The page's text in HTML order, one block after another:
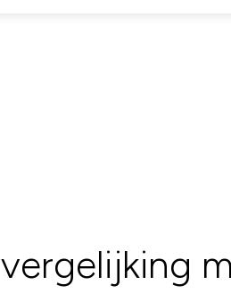
vergelijking